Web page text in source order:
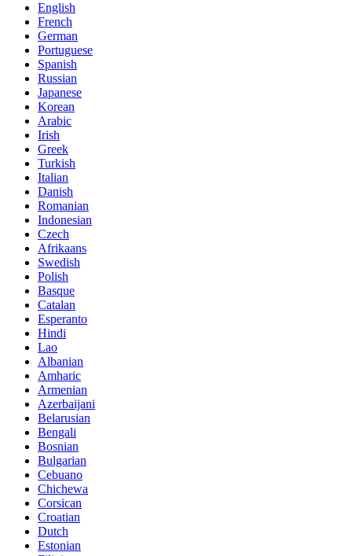
English
French
German
Portuguese
Spanish
Russian
Japanese
Korean
Arabic
Irish
Greek
Turkish
Italian
Danish
Romanian
Indonesian
Czech
Afrikaans
Swedish
Polish
Basque
Catalan
Esperanto
Hindi
Lao
Albanian
Amharic
Armenian
Azerbaijani
Belarusian
Bengali
Bosnian
Bulgarian
Cebuano
Chichewa
Corsican
Croatian
Dutch
Estonian